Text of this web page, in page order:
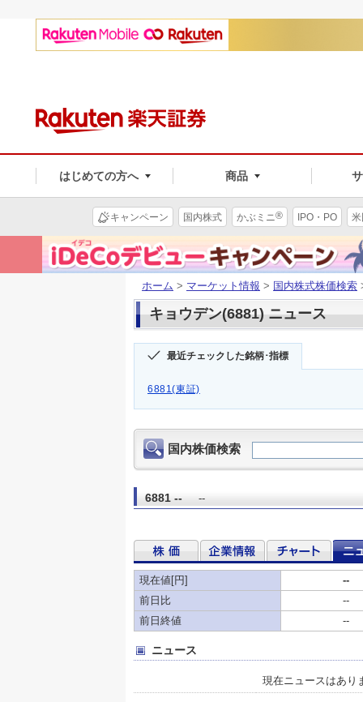
はじめての方へ 商品
キャンペーン 国内株式 かぶミニ® IPO・PO
ホーム > マーケット情報 > 国内株式株価検索
キョウデン(6881) ニュース
最近チェックした銘柄･指標
6881(東証)